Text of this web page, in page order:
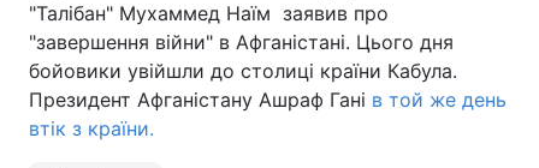
"Талібан" Мухаммед Наїм заявив про
"завершення війни" в Афганістані. Цього дня
бойовики увійшли до столиці країни Кабула.
Президент Афганістану Ашраф Гані в той же день
втік з країни.